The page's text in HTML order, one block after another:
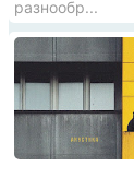
разнообр...